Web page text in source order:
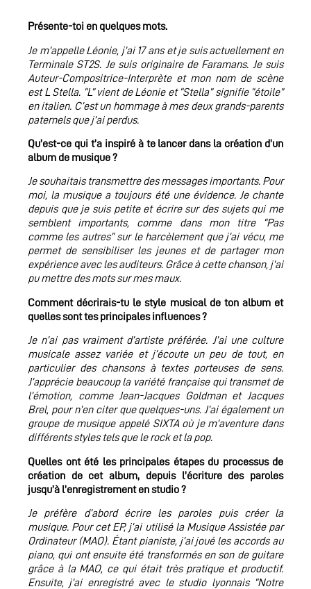
Présente-toi en quelques mots.
Je m’appelle Léonie, j’ai 17 ans et je suis actuellement en
Terminale ST2S. Je suis originaire de Faramans. Je suis
Auteur-Compositrice-Interprète et mon nom de scène
est L Stella. “L” vient de Léonie et “Stella” signifie “étoile”
en italien. C’est un hommage à mes deux grands-parents
paternels que j’ai perdus.
Qu’est-ce qui t’a inspiré à te lancer dans la création d’un
album de musique ?
Je souhaitais transmettre des messages importants. Pour
moi, la musique a toujours été une évidence. Je chante
depuis que je suis petite et écrire sur des sujets qui me
semblent importants, comme dans mon titre “Pas
comme les autres” sur le harcèlement que j’ai vécu, me
permet de sensibiliser les jeunes et de partager mon
expérience avec les auditeurs. Grâce à cette chanson, j’ai
pu mettre des mots sur mes maux.
Comment décrirais-tu le style musical de ton album et
quelles sont tes principales influences ?
Je n’ai pas vraiment d’artiste préférée. J’ai une culture
musicale assez variée et j’écoute un peu de tout, en
particulier des chansons à textes porteuses de sens.
J’apprécie beaucoup la variété française qui transmet de
l’émotion, comme Jean-Jacques Goldman et Jacques
Brel, pour n’en citer que quelques-uns. J’ai également un
groupe de musique appelé SIXTA où je m’aventure dans
différents styles tels que le rock et la pop.
Quelles ont été les principales étapes du processus de
création de cet album, depuis l’écriture des paroles
jusqu’à l’enregistrement en studio ?
Je préfère d’abord écrire les paroles puis créer la
musique. Pour cet EP, j’ai utilisé la Musique Assistée par
Ordinateur (MAO). Étant pianiste, j’ai joué les accords au
piano, qui ont ensuite été transformés en son de guitare
grâce à la MAO, ce qui était très pratique et productif.
Ensuite, j’ai enregistré avec le studio lyonnais “Notre